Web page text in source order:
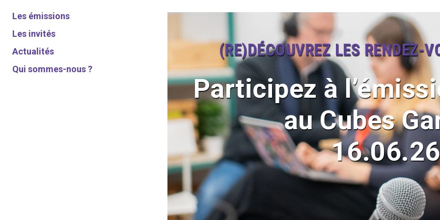
Les émissions
Les invités
Actualités
Qui sommes-nous ?
DES FUTURS (RE)DÉCOUVREZ LES RENDEZ-
Participez à
au Cubes
16.06.26